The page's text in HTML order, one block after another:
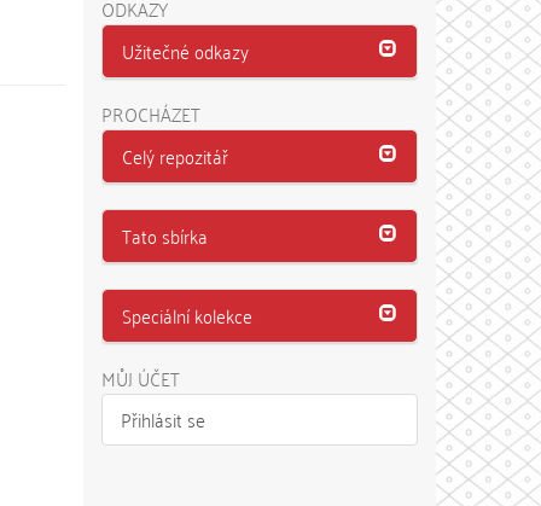
ODKAZY
Užitečné odkazy
PROCHÁZET
Celý repozitář
Tato sbírka
Speciální kolekce
MŮJ ÚČET
Přihlásit se